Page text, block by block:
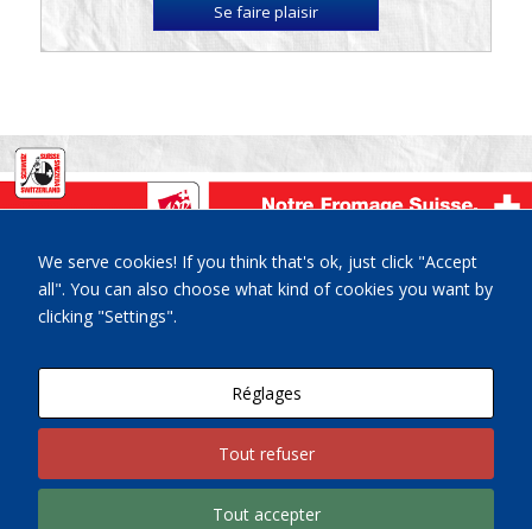
Se faire plaisir
Gruyères
Tél. +41(0)26 921 84 00
Google Map|Latitude: 46.582336 | Longitude: 7.072761
We serve cookies! If you think that's ok, just click "Accept
all". You can also choose what kind of cookies you want by
clicking "Settings".
Réglages
Tout refuser
Tout accepter